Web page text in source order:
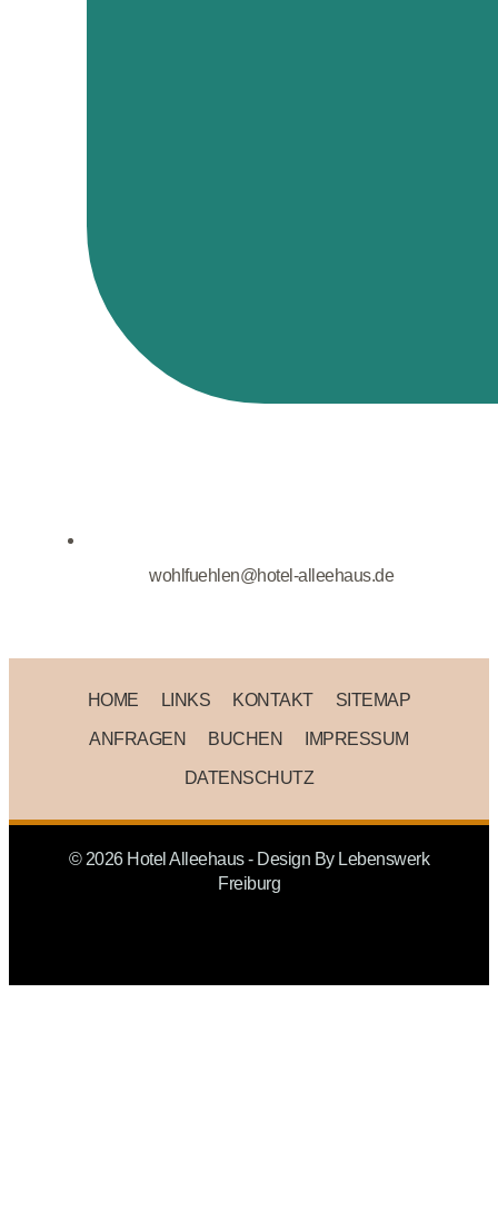
wohlfuehlen@hotel-alleehaus.de
HOME LINKS KONTAKT SITEMAP
ANFRAGEN BUCHEN IMPRESSUM
DATENSCHUTZ
© 2026 Hotel Alleehaus - Design By Lebenswerk
Freiburg